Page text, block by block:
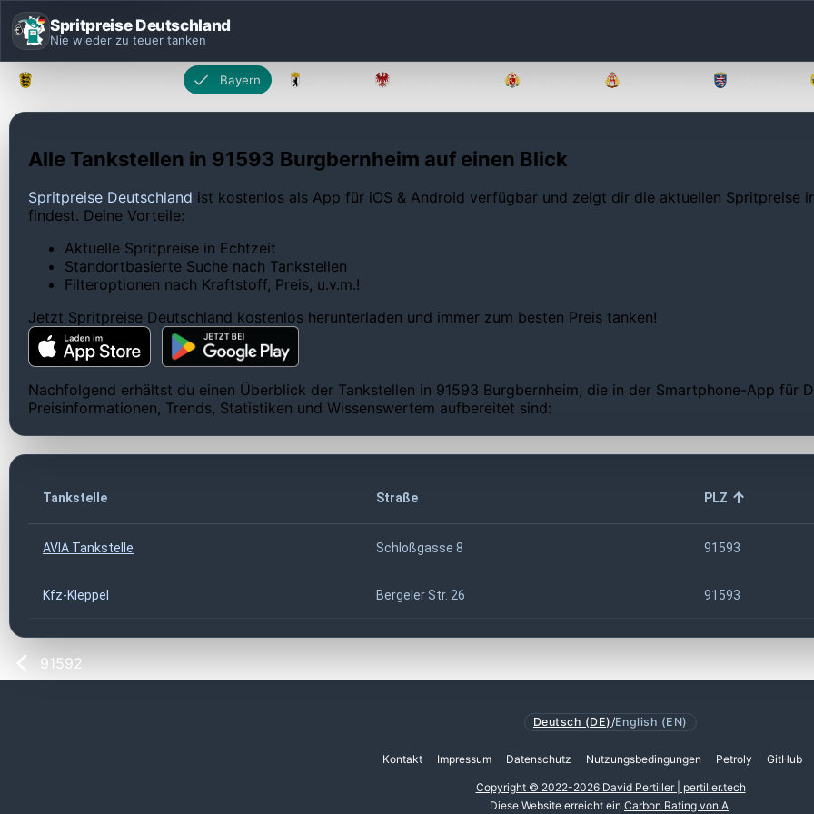
Spritpreise Deutschland
Nie wieder zu teuer tanken
Bayern
Alle Tankstellen in 91593 Burgbernheim auf einen Blick
Spritpreise Deutschland ist kostenlos als App für iOS & Android verfügbar und zeigt dir die aktuellen Spritpreise
findest. Deine Vorteile:
Aktuelle Spritpreise in Echtzeit
Standortbasierte Suche nach Tankstellen
Filteroptionen nach Kraftstoff, Preis, u.v.m.!
Jetzt Spritpreise Deutschland kostenlos herunterladen und immer zum besten Preis tanken!
Nachfolgend erhältst du einen Überblick der Tankstellen in 91593 Burgbernheim, die in der Smartphone-App für
Preisinformationen, Trends, Statistiken und Wissenswertem aufbereitet sind:
Tankstelle Straße PLZ
AVIA Tankstelle Schloßgasse 8 91593
Kfz-Kleppel Bergeler Str. 26 91593
91592
Deutsch (DE) /English (EN)
Kontakt Impressum Datenschutz Nutzungsbedingungen Petroly GitHub
Copyright © 2022-2026 David Pertiller | pertiller.tech
Diese Website erreicht ein Carbon Rating von A.